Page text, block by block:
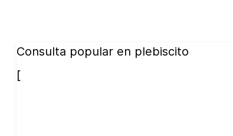
Consulta popular en plebiscito
[